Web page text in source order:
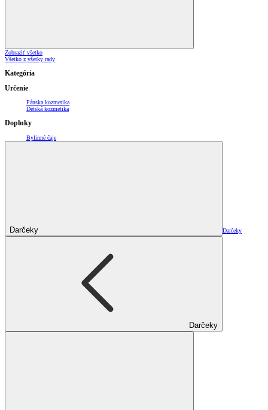
Zobraziť všetko
Všetko z všetky rady
Kategória
Určenie
Pánska kozmetika
Detská kozmetika
Doplnky
Bylinné čaje
Darčeky Darčeky
Darčeky